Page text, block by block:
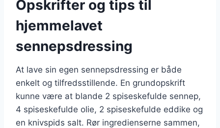
Opskrifter og tips til
hjemmelavet
sennepsdressing
At lave sin egen sennepsdressing er både
enkelt og tilfredsstillende. En grundopskrift
kunne være at blande 2 spiseskefulde sennep,
4 spiseskefulde olie, 2 spiseskefulde eddike og
en knivspids salt. Rør ingredienserne sammen,